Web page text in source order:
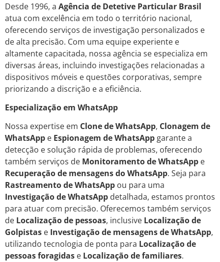
Desde 1996, a Agência de Detetive Particular Brasil
atua com excelência em todo o território nacional,
oferecendo serviços de investigação personalizados e
de alta precisão. Com uma equipe experiente e
altamente capacitada, nossa agência se especializa em
diversas áreas, incluindo investigações relacionadas a
dispositivos móveis e questões corporativas, sempre
priorizando a discrição e a eficiência.
Especialização em WhatsApp
Nossa expertise em Clone de WhatsApp, Clonagem de
WhatsApp e Espionagem de WhatsAppgarante a
detecção e solução rápida de problemas, oferecendo
também serviços de Monitoramento de WhatsApp e
Recuperação de mensagens do WhatsApp. Seja para
Rastreamento de WhatsApp ou para uma
Investigação de WhatsApp detalhada, estamos prontos
para atuar com precisão. Oferecemos também serviços
de Localização de pessoas, inclusive Localização de
Golpistas e Investigação de mensagens de WhatsApp,
utilizando tecnologia de ponta para Localização de
pessoas foragidas e Localização de familiares.